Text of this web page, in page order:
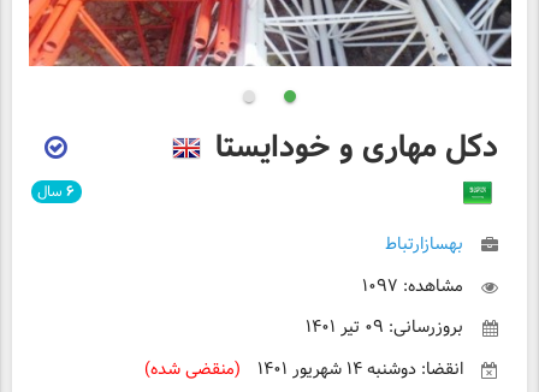
دکل مهاری و خودایستا
بهسازارتباط
مشاهده: ۱۰۹۷
بروزرسانی: ۰۹ تیر ۱۴۰۱
انقضا: دوشنبه ۱۴ شهریور ۱۴۰۱
(منقضی شده)
۶ سال